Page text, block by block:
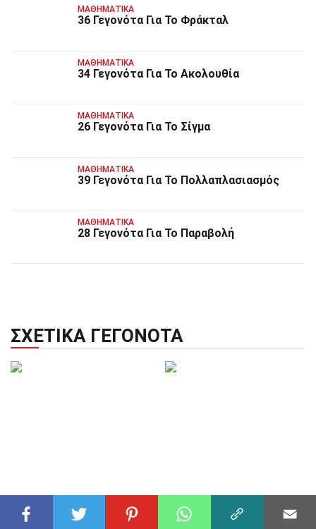
ΜΑΘΗΜΑΤΙΚΆ
36 Γεγονότα Για Το Φράκταλ
ΜΑΘΗΜΑΤΙΚΆ
34 Γεγονότα Για Το Ακολουθία
ΜΑΘΗΜΑΤΙΚΆ
26 Γεγονότα Για Το Σίγμα
ΜΑΘΗΜΑΤΙΚΆ
39 Γεγονότα Για Το Πολλαπλασιασμός
ΜΑΘΗΜΑΤΙΚΆ
28 Γεγονότα Για Το Παραβολή
ΣΧΕΤΙΚΆ ΓΕΓΟΝΌΤΑ
ΦΙΛΟΣΟΦΊΑ
31 Γεγονότα Για Το
ΜΈΣΑ ΜΑΖΙΚΉΣ ΕΝΗΜΈΡΩΣΗΣ
02 Δεκ 2024